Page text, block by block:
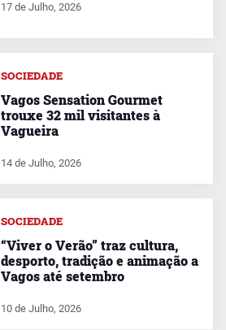
17 de Julho, 2026
SOCIEDADE
Vagos Sensation Gourmet
trouxe 32 mil visitantes à
Vagueira
14 de Julho, 2026
SOCIEDADE
“Viver o Verão” traz cultura,
desporto, tradição e animação a
Vagos até setembro
10 de Julho, 2026